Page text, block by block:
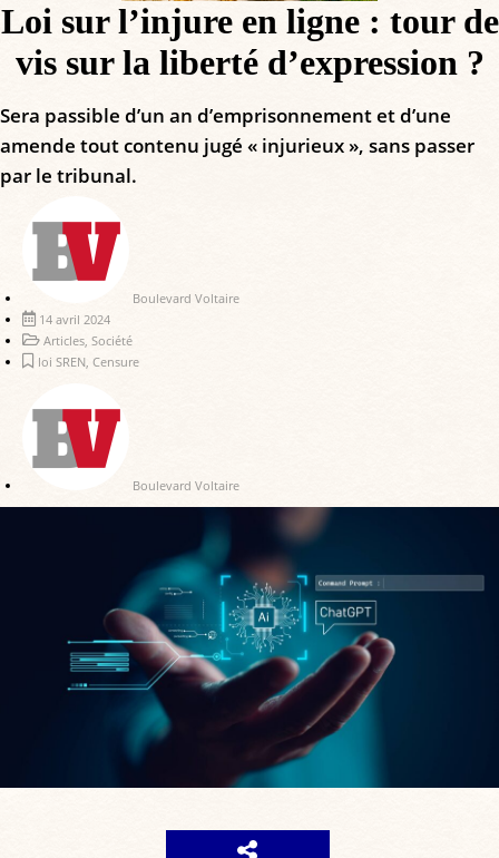
Loi sur l’injure en ligne : tour de
vis sur la liberté d’expression ?
Sera passible d’un an d’emprisonnement et d’une
amende tout contenu jugé « injurieux », sans passer
par le tribunal.
Boulevard Voltaire
14 avril 2024
Articles, Société
loi SREN, Censure
Boulevard Voltaire